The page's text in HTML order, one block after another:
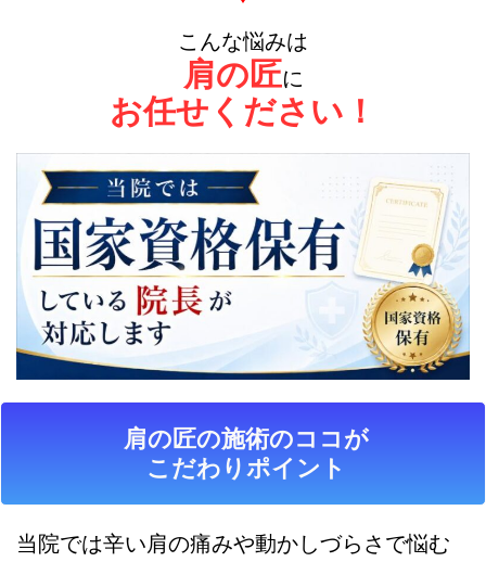
こんな悩みは
肩の匠に
お任せください！
肩の匠の施術のココが
こだわりポイント
当院では辛い肩の痛みや動かしづらさで悩む